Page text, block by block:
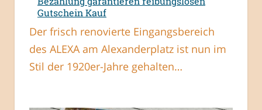
Gutschein Kauf
Der frisch renovierte Eingangsbereich
des ALEXA am Alexanderplatz ist nun im
Stil der 1920er-Jahre gehalten…